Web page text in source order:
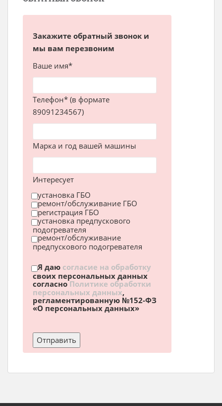
Закажите обратный звонок и
мы вам перезвоним
Ваше имя*
Телефон* (в формате
89091234567)
Марка и год вашей машины
Интересует
установка ГБО
ремонт/обслуживание ГБО
регистрация ГБО
установка предпускового
подогревателя
ремонт/обслуживание
предпускового подогревателя
Я даю согласие на обработку
своих персональных данных
согласноПолитике обработки
персональных данных,
регламентированную №152-ФЗ
«О персональных данных»